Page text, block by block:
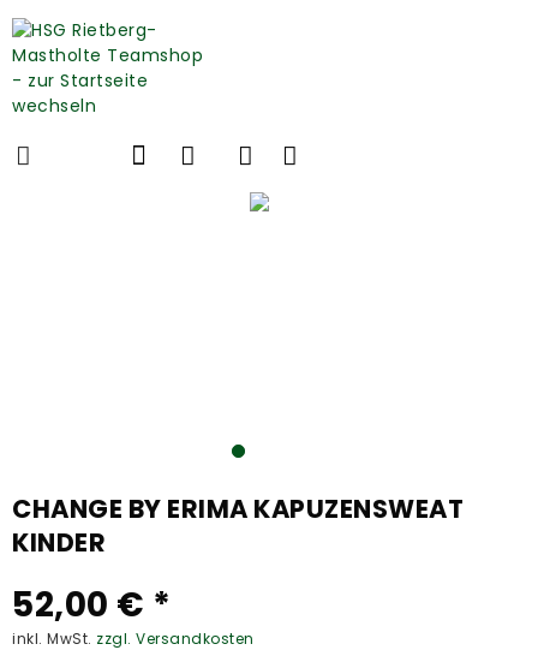
CHANGE BY ERIMA KAPUZENSWEAT
KINDER
52,00 € *
inkl. MwSt. zzgl. Versandkosten